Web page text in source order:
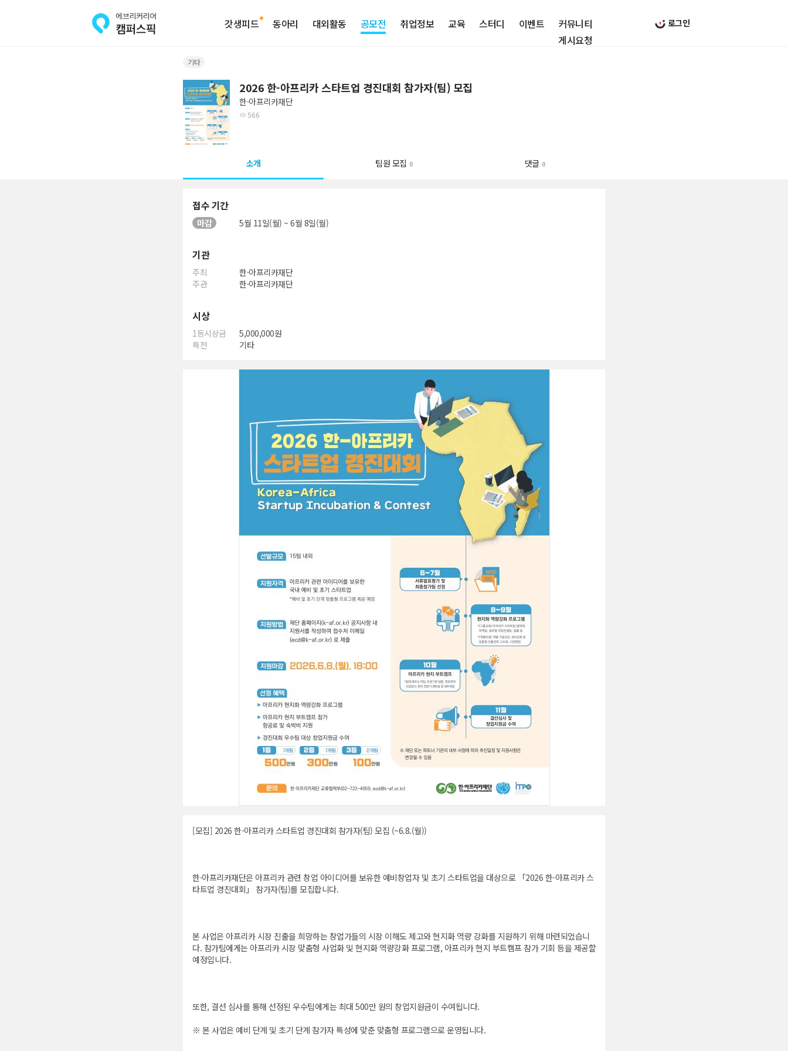
로그인
갓생피드 동아리 대외활동 공모전 취업정보 교육 스터디 이벤트
커뮤니티
게시요청
기타
2026 한-아프리카 스타트업 경진대회 참가자(팀) 모집
한·아프리카재단
566
소개 팀원 모집 0 댓글 0
접수 기간
마감 5월 11일(월) ~ 6월 8일(월)
기관
주최
한·아프리카재단
주관
한·아프리카재단
시상
1등시상금
5,000,000원
특전
기타
[모집] 2026 한-아프리카 스타트업 경진대회 참가자(팀) 모집 (~6.8.(월))
한·아프리카재단은 아프리카 관련 창업 아이디어를 보유한 예비창업자 및 초기 스타트업을 대상으로 「2026 한-아프리카 스
타트업 경진대회」 참가자(팀)를 모집합니다.
본 사업은 아프리카 시장 진출을 희망하는 창업가들의 시장 이해도 제고와 현지화 역량 강화를 지원하기 위해 마련되었습니
다. 참가팀에게는 아프리카 시장 맞춤형 사업화 및 현지화 역량강화 프로그램, 아프리카 현지 부트캠프 참가 기회 등을 제공할
예정입니다.
또한, 결선 심사를 통해 선정된 우수팀에게는 최대 500만 원의 창업지원금이 수여됩니다.
※ 본 사업은 예비 단계 및 초기 단계 참가자 특성에 맞춘 맞춤형 프로그램으로 운영됩니다.